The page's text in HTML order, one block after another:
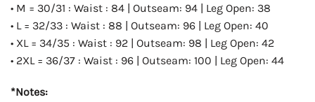
• M = 30/31 : Waist : 84 | Outseam: 94 | Leg Open: 38
• L = 32/33 : Waist : 88 | Outseam: 96 | Leg Open: 40
• XL = 34/35 : Waist : 92 | Outseam: 98 | Leg Open: 42
• 2XL = 36/37 : Waist : 96 | Outseam: 100 | Leg Open: 44
*Notes: